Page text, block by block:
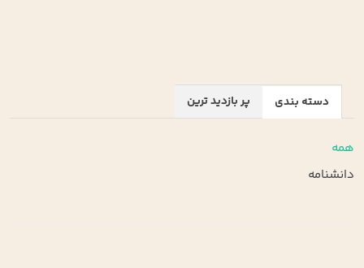
دسته بندی پر بازدید ترین
همه
دانشنامه